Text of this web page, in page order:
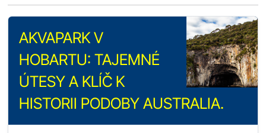
AKVAPARK V
HOBARTU: TAJEMNÉ
ÚTESY A KLÍČ K
HISTORII PODOBY AUSTRALIA.